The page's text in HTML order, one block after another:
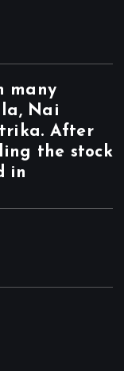
many
Nai
After
the stock
in